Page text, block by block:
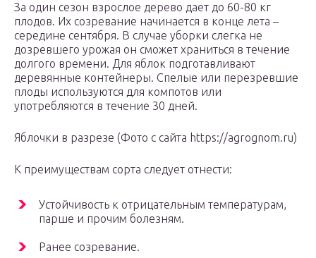
За один сезон взрослое дерево дает до 60-80 кг
плодов. Их созревание начинается в конце лета –
середине сентября. В случае уборки слегка не
дозревшего урожая он сможет храниться в течение
долгого времени. Для яблок подготавливают
деревянные контейнеры. Спелые или перезревшие
плоды используются для компотов или
употребляются в течение 30 дней.
Яблочки в разрезе (Фото с сайта https://agrognom.ru)
К преимуществам сорта следует отнести:
Устойчивость к отрицательным температурам,
парше и прочим болезням.
Ранее созревание.